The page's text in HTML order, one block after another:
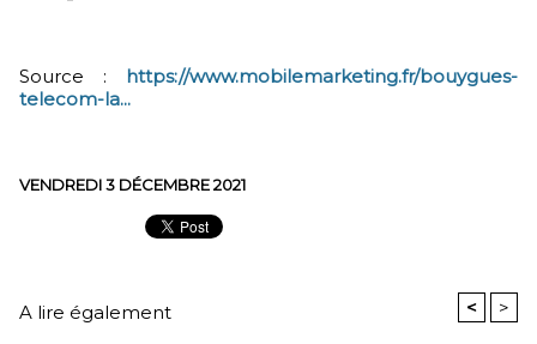
Source : https://www.mobilemarketing.fr/bouygues-
telecom-la...
VENDREDI 3 DÉCEMBRE 2021
A lire également < >